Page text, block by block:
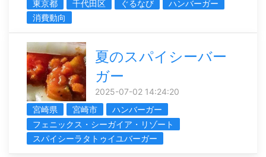
東京都
千代田区 ぐるなび
ハンバーガー
消費動向
夏のスパイシーバー
ガー
2025-07-02 14:24:20
宮崎県
宮崎市
ハンバーガー
フェニックス・シーガイア・リゾート
スパイシーラタトゥイユバーガー